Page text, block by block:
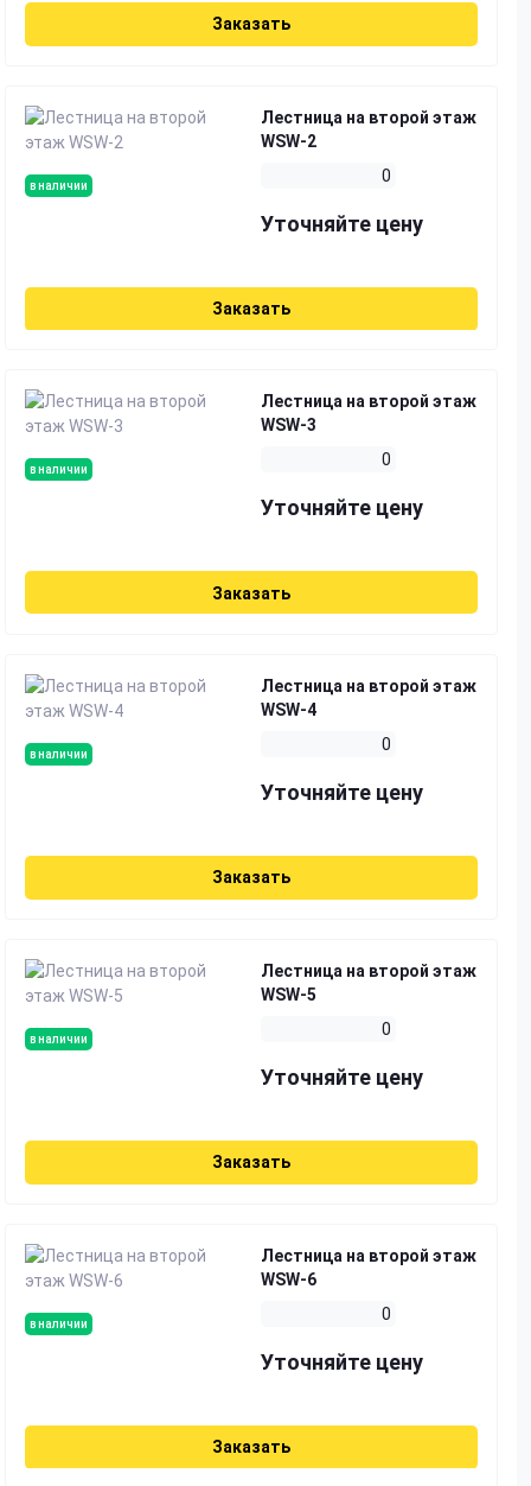
Заказать
в наличии
Лестница на второй этаж
WSW-2
0
Уточняйте цену
Заказать
в наличии
Лестница на второй этаж
WSW-3
0
Уточняйте цену
Заказать
в наличии
Лестница на второй этаж
WSW-4
0
Уточняйте цену
Заказать
в наличии
Лестница на второй этаж
WSW-5
0
Уточняйте цену
Заказать
в наличии
Лестница на второй этаж
WSW-6
0
Уточняйте цену
Заказать